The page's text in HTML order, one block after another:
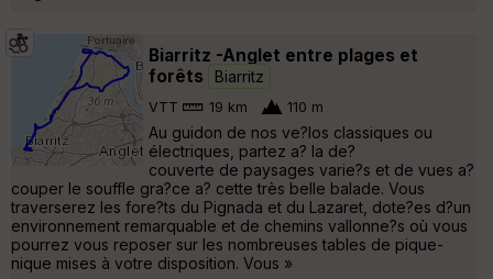
Biarritz -Anglet entre plages et
forêts
Biarritz
VTT 19 km 110 m
Au guidon de nos ve?los classiques ou
électriques, partez a? la de?
couverte de paysages varie?s et de vues a?
couper le souffle gra?ce a? cette très belle balade. Vous
traverserez les fore?ts du Pignada et du Lazaret, dote?es d?un
environnement remarquable et de chemins vallonne?s où vous
pourrez vous reposer sur les nombreuses tables de pique-
nique mises à votre disposition. Vous »